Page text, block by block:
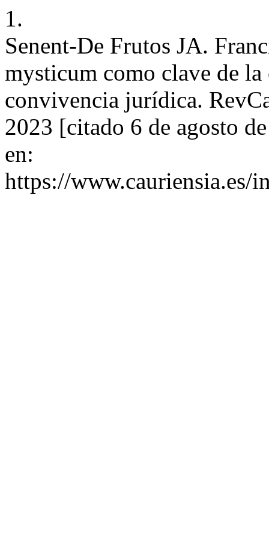
1.
Senent-De Frutos JA.
mysticum como clave de
convivencia jurídica.
2023 [citado 6 de agosto
en:
https://www.cauriensia.es/